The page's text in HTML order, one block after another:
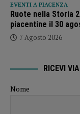
EVENTI A PIACENZA
Ruote nella Storia
piacentine il 30
7 Agosto 2026
RICEVI
Nome